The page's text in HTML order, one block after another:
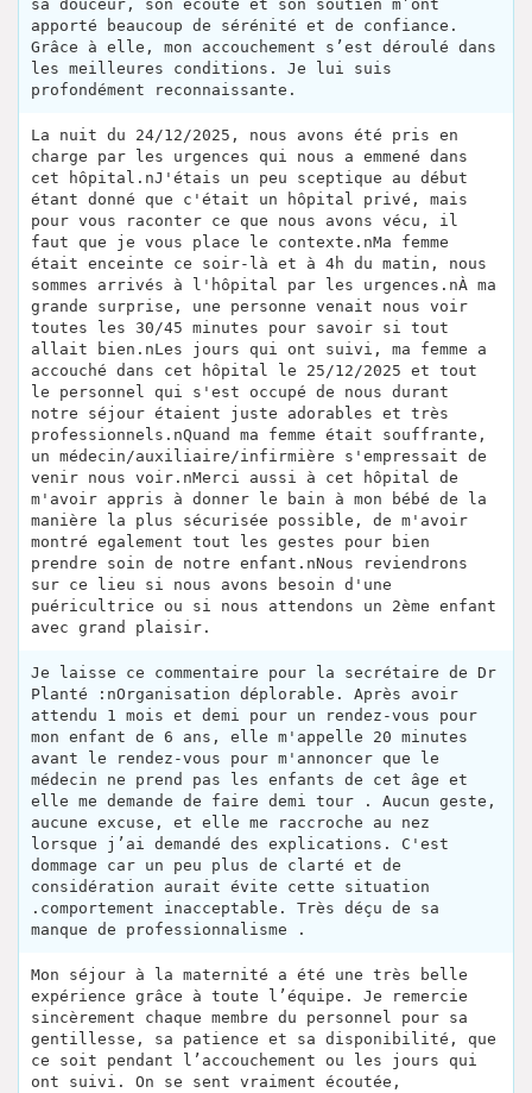
sa douceur, son écoute et son soutien m’ont
apporté beaucoup de sérénité et de confiance.
Grâce à elle, mon accouchement s’est déroulé dans
les meilleures conditions. Je lui suis
profondément reconnaissante.
La nuit du 24/12/2025, nous avons été pris en
charge par les urgences qui nous a emmené dans
cet hôpital.nJ'étais un peu sceptique au début
étant donné que c'était un hôpital privé, mais
pour vous raconter ce que nous avons vécu, il
faut que je vous place le contexte.nMa femme
était enceinte ce soir-là et à 4h du matin, nous
sommes arrivés à l'hôpital par les urgences.nÀ ma
grande surprise, une personne venait nous voir
toutes les 30/45 minutes pour savoir si tout
allait bien.nLes jours qui ont suivi, ma femme a
accouché dans cet hôpital le 25/12/2025 et tout
le personnel qui s'est occupé de nous durant
notre séjour étaient juste adorables et très
professionnels.nQuand ma femme était souffrante,
un médecin/auxiliaire/infirmière s'empressait de
venir nous voir.nMerci aussi à cet hôpital de
m'avoir appris à donner le bain à mon bébé de la
manière la plus sécurisée possible, de m'avoir
montré egalement tout les gestes pour bien
prendre soin de notre enfant.nNous reviendrons
sur ce lieu si nous avons besoin d'une
puéricultrice ou si nous attendons un 2ème enfant
avec grand plaisir.
Je laisse ce commentaire pour la secrétaire de Dr
Planté :nOrganisation déplorable. Après avoir
attendu 1 mois et demi pour un rendez-vous pour
mon enfant de 6 ans, elle m'appelle 20 minutes
avant le rendez-vous pour m'annoncer que le
médecin ne prend pas les enfants de cet âge et
elle me demande de faire demi tour . Aucun geste,
aucune excuse, et elle me raccroche au nez
lorsque j’ai demandé des explications. C'est
dommage car un peu plus de clarté et de
considération aurait évite cette situation
.comportement inacceptable. Très déçu de sa
manque de professionnalisme .
Mon séjour à la maternité a été une très belle
expérience grâce à toute l’équipe. Je remercie
sincèrement chaque membre du personnel pour sa
gentillesse, sa patience et sa disponibilité, que
ce soit pendant l’accouchement ou les jours qui
ont suivi. On se sent vraiment écoutée,